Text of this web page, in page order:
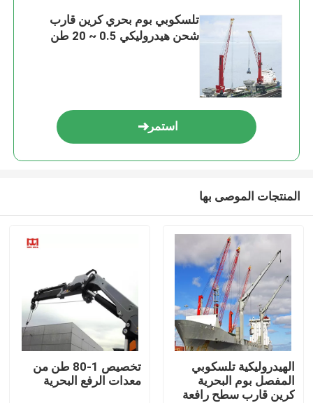
تلسكوبي بوم بحري كرين قارب
شحن هيدروليكي 0.5 ~ 20 طن
استمر
المنتجات الموصى بها
الهيدروليكية تلسكوبي
المفصل بوم البحرية
كرين قارب سطح رافعة
تخصيص 1-80 طن من
معدات الرفع البحرية